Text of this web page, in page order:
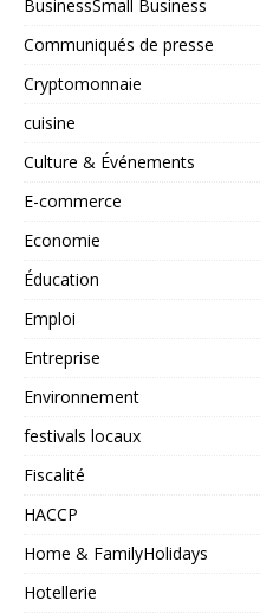
BusinessSmall Business
Communiqués de presse
Cryptomonnaie
cuisine
Culture & Événements
E-commerce
Economie
Éducation
Emploi
Entreprise
Environnement
festivals locaux
Fiscalité
HACCP
Home & FamilyHolidays
Hotellerie